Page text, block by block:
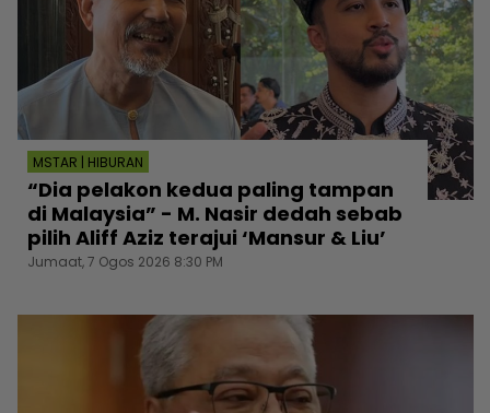
MSTAR | HIBURAN
“Dia pelakon kedua paling tampan
di Malaysia” - M. Nasir dedah sebab
pilih Aliff Aziz terajui ‘Mansur & Liu’
Jumaat, 7 Ogos 2026 8:30 PM